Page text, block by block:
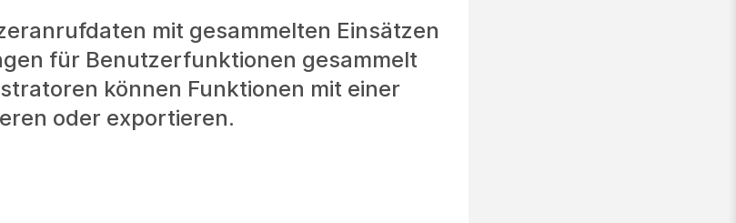
mit gesammelten Einsätzen
für Benutzerfunktionen gesammelt
können Funktionen mit einer
oder exportieren.